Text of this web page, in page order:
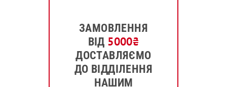
ЗАМОВЛЕННЯ
ВІД 5000₴
ДОСТАВЛЯЄМО
ДО ВІДДІЛЕННЯ
НАШИМ